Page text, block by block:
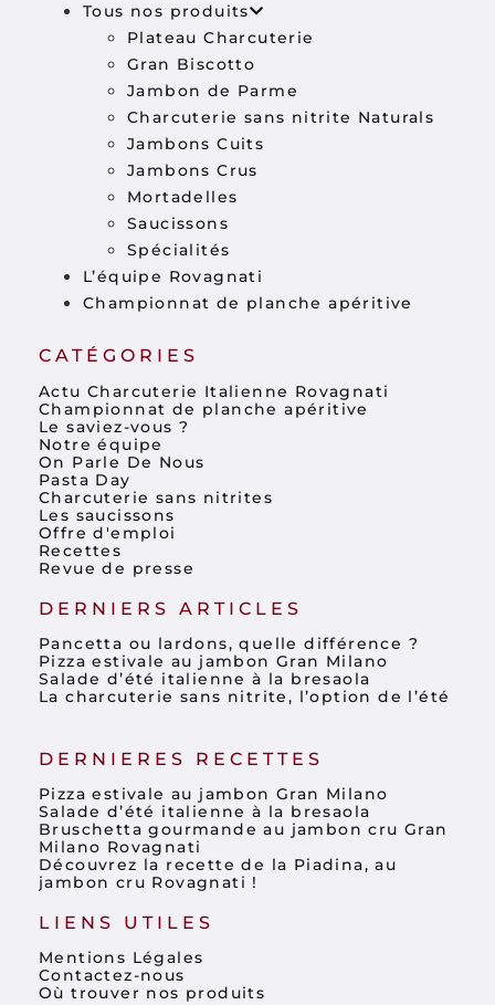
Tous nos produits
Plateau Charcuterie
Gran Biscotto
Jambon de Parme
Charcuterie sans nitrite Naturals
Jambons Cuits
Jambons Crus
Mortadelles
Saucissons
Spécialités
L’équipe Rovagnati
Championnat de planche apéritive
CATÉGORIES
Actu Charcuterie Italienne Rovagnati
Championnat de planche apéritive
Le saviez-vous ?
Notre équipe
On Parle De Nous
Pasta Day
Charcuterie sans nitrites
Les saucissons
Offre d'emploi
Recettes
Revue de presse
DERNIERS ARTICLES
Pancetta ou lardons, quelle différence ?
Pizza estivale au jambon Gran Milano
Salade d’été italienne à la bresaola
La charcuterie sans nitrite, l’option de l’été
DERNIERES RECETTES
Pizza estivale au jambon Gran Milano
Salade d’été italienne à la bresaola
Bruschetta gourmande au jambon cru Gran
Milano Rovagnati
Découvrez la recette de la Piadina, au
jambon cru Rovagnati !
LIENS UTILES
Mentions Légales
Contactez-nous
Où trouver nos produits